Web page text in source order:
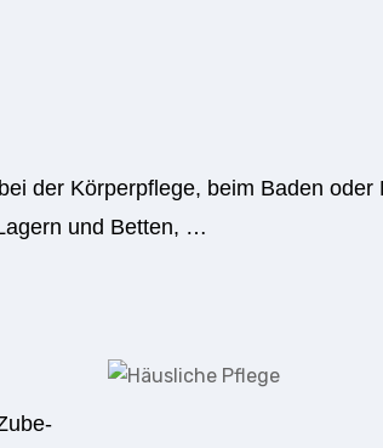
der Körperpflege, beim Baden
und Betten, …